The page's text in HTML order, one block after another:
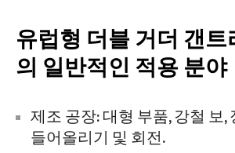
유럽형 더블 거더 갠
의 일반적인 적용 분야
제조 공장: 대형 부품, 강철 보,
들어올리기 및 회전.